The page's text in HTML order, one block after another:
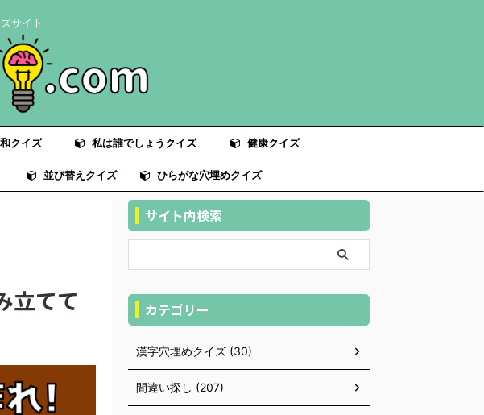
サイト
クイズ 私は誰でしょうクイズ 健康クイズ
並び替えクイズ ひらがな穴埋めクイズ
立てて
サイト内検索
カテゴリー
漢字穴埋めクイズ (30)
間違い探し (207)